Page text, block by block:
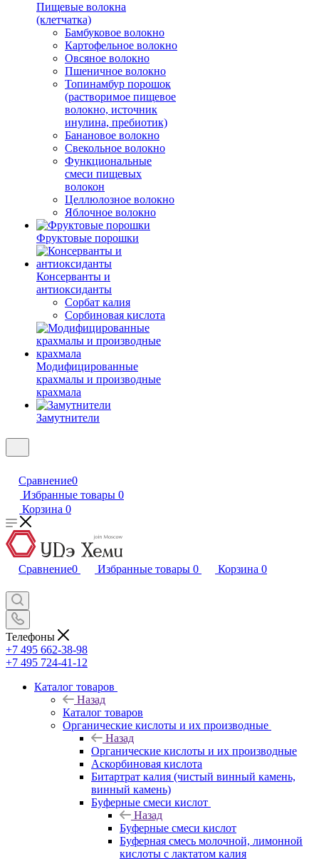
Пищевые волокна
(клетчатка)
Бамбуковое волокно
Картофельное волокно
Овсяное волокно
Пшеничное волокно
Топинамбур порошок
(растворимое пищевое
волокно, источник
инулина, пребиотик)
Банановое волокно
Свекольное волокно
Функциональные
смеси пищевых
волокон
Целлюлозное волокно
Яблочное волокно
Фруктовые порошки
Консерванты и
антиоксиданты
Сорбат калия
Сорбиновая кислота
Модифицированные
крахмалы и производные
крахмала
Замутнители
Сравнение0
Избранные товары 0
Корзина 0
Сравнение0 Избранные товары 0 Корзина 0
Телефоны
+7 495 662-38-98
+7 495 724-41-12
Каталог товаров
Назад
Каталог товаров
Органические кислоты и их производные
Назад
Органические кислоты и их производные
Аскорбиновая кислота
Битартрат калия (чистый винный камень,
винный камень)
Буферные смеси кислот
Назад
Буферные смеси кислот
Буферная смесь молочной, лимонной
кислоты с лактатом калия